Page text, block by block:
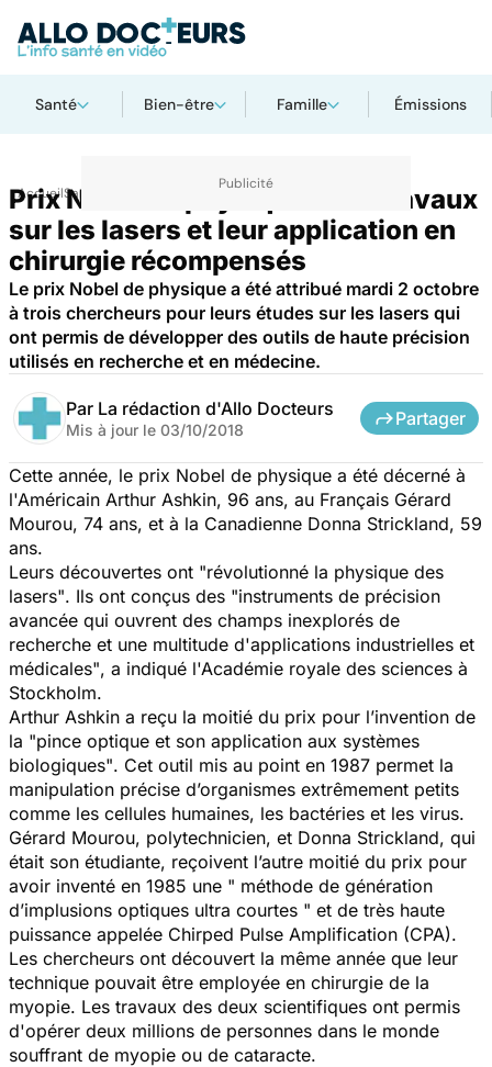
Santé Bien-être Famille Émissions
AccueilSanté
Prix Nobel de physique : des travaux
sur les lasers et leur application en
chirurgie récompensés
Le prix Nobel de physique a été attribué mardi 2 octobre
à trois chercheurs pour leurs études sur les lasers qui
ont permis de développer des outils de haute précision
utilisés en recherche et en médecine.
Par La rédaction d'Allo Docteurs
Mis à jour le 03/10/2018
Partager
Cette année, le prix Nobel de physique a été décerné à
l'Américain Arthur Ashkin, 96 ans, au Français Gérard
Mourou, 74 ans, et à la Canadienne Donna Strickland, 59
ans.
Leurs découvertes ont "révolutionné la physique des
lasers". Ils ont conçus des "instruments de précision
avancée qui ouvrent des champs inexplorés de
recherche et une multitude d'applications industrielles et
médicales", a indiqué l'Académie royale des sciences à
Stockholm.
Arthur Ashkin a reçu la moitié du prix pour l’invention de
la "pince optique et son application aux systèmes
biologiques". Cet outil mis au point en 1987 permet la
manipulation précise d’organismes extrêmement petits
comme les cellules humaines, les bactéries et les virus.
Gérard Mourou, polytechnicien, et Donna Strickland, qui
était son étudiante, reçoivent l’autre moitié du prix pour
avoir inventé en 1985 une " méthode de génération
d’implusions optiques ultra courtes " et de très haute
puissance appelée Chirped Pulse Amplification (CPA).
Les chercheurs ont découvert la même année que leur
technique pouvait être employée en chirurgie de la
myopie. Les travaux des deux scientifiques ont permis
d'opérer deux millions de personnes dans le monde
souffrant de myopie ou de cataracte.